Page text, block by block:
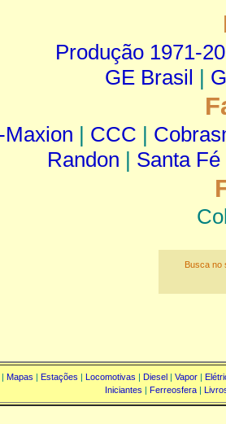
Produção 1971-
GE Brasil |
| CCC |
Randon | Santa Fé
Busca no
| Mapas | Estações | Locomotivas | Diesel | Vapor |
Iniciantes |Ferreosfera |